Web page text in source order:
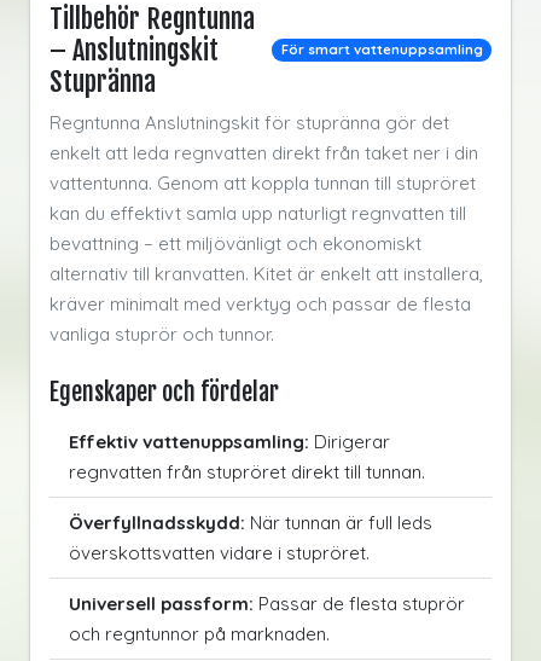
Tillbehör Regntunna
– Anslutningskit
Stupränna
För smart vattenuppsamling
Regntunna Anslutningskit för stupränna gör det
enkelt att leda regnvatten direkt från taket ner i din
vattentunna. Genom att koppla tunnan till stupröret
kan du effektivt samla upp naturligt regnvatten till
bevattning – ett miljövänligt och ekonomiskt
alternativ till kranvatten. Kitet är enkelt att installera,
kräver minimalt med verktyg och passar de flesta
vanliga stuprör och tunnor.
Egenskaper och fördelar
Effektiv vattenuppsamling: Dirigerar
regnvatten från stupröret direkt till tunnan.
Överfyllnadsskydd: När tunnan är full leds
överskottsvatten vidare i stupröret.
Universell passform: Passar de flesta stuprör
och regntunnor på marknaden.